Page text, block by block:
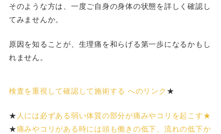
そのような方は、一度ご自身の身体の状態を詳しく確認し
てみませんか。
原因を知ることが、生理痛を和らげる第一歩になるかもし
れません。
検査を重視して確認して施術する へのリンク★
★ 人には必ずある弱い体質の部分が痛みやコリを起こす★
★痛みやコリがある時には頭も働きの低下、流れの低下か